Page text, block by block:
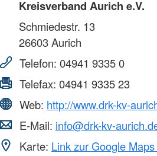
Kreisverband Aurich e.V.
Schmiedestr. 13
26603Aurich
Telefon: 04941 9335 0
Telefax: 04941 9335 23
Web: http://www.drk-kv-
E-Mail: info@drk-kv-
Karte: Link zur Google